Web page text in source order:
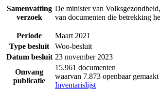
Samenvatting
verzoek
De minister van
van documenten die betrekking
Periode
Maart 2021
Type besluit
Woo-besluit
Datum besluit 23 november 2023
Omvang
publicatie
15.961 documenten
waarvan 7.873 openbaar gemaakt
Inventarislijst